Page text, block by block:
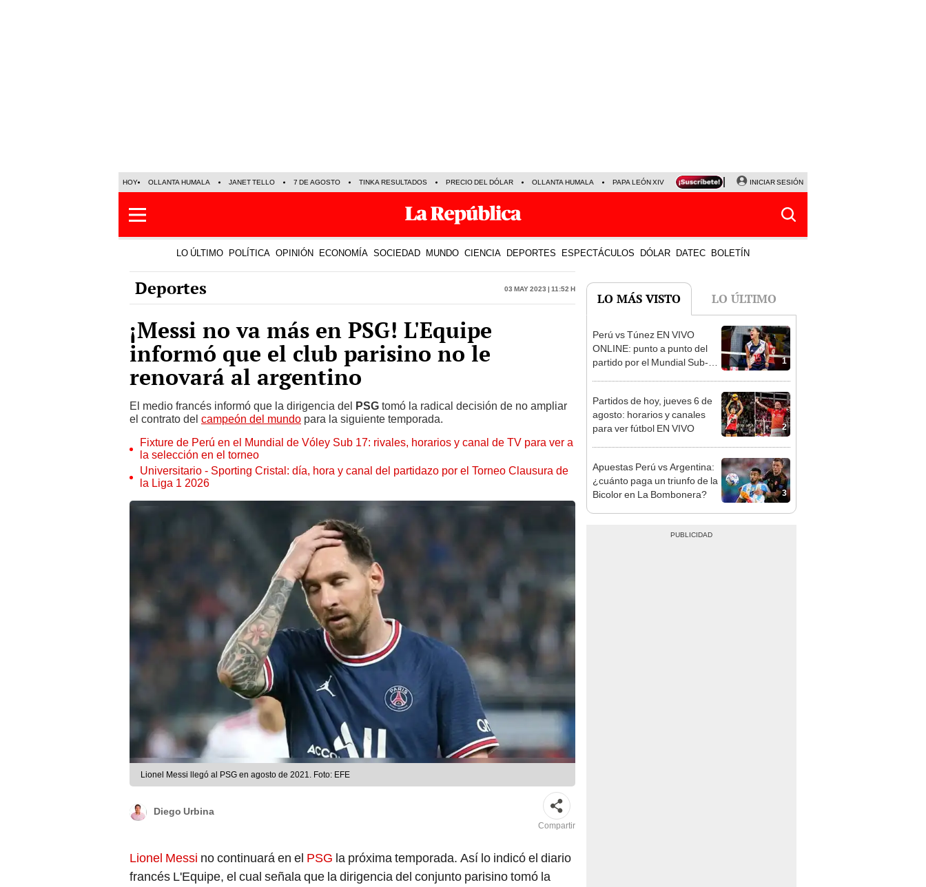
HOY OLLANTA HUMALA JANET TELLO 7 DE AGOSTO TINKA RESULTADOS PRECIO DEL DÓLAR OLLANTA HUMALA PAPA LEÓN XIV NALDY SALDAÑA LA BELLA LUZ
INICIAR SESIÓN
LO ÚLTIMO POLÍTICA OPINIÓN ECONOMÍA SOCIEDAD MUNDO CIENCIA DEPORTES ESPECTÁCULOS DÓLAR DATEC BOLETÍN
Deportes 03 May 2023 | 11:52 h
¡Messi no va más en PSG! L'Equipe
informó que el club parisino no le
renovará al argentino
El medio francés informó que la dirigencia del PSG tomó la radical decisión de no ampliar
el contrato del campeón del mundo para la siguiente temporada.
Fixture de Perú en el Mundial de Vóley Sub 17: rivales, horarios y canal de TV para ver a
la selección en el torneo
Universitario - Sporting Cristal: día, hora y canal del partidazo por el Torneo Clausura de
la Liga 1 2026
Lionel Messi llegó al PSG en agosto de 2021. Foto: EFE
Diego Urbina
Compartir
Lionel Messi no continuará en el PSG la próxima temporada. Así lo indicó el diario
francés L'Equipe, el cual señala que la dirigencia del conjunto parisino tomó la
LO MÁS VISTO LO ÚLTIMO
1
Perú vs Túnez EN VIVO
ONLINE: punto a punto del
partido por el Mundial Sub-17
2
Partidos de hoy, jueves 6 de
agosto: horarios y canales
para ver fútbol EN VIVO
3
Apuestas Perú vs Argentina:
¿cuánto paga un triunfo de la
Bicolor en La Bombonera?